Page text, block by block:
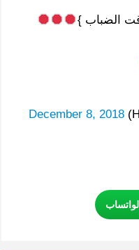
الضباب }
December 8, 2018